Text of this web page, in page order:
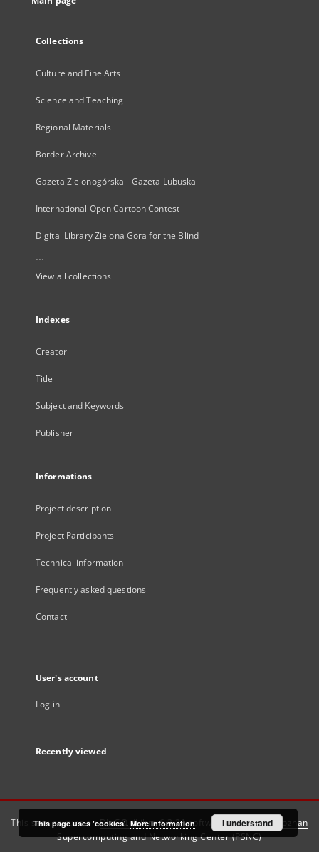
Collections
Culture and Fine Arts
Science and Teaching
Regional Materials
Border Archive
Gazeta Zielonogórska - Gazeta Lubuska
International Open Cartoon Contest
Digital Library Zielona Gora for the Blind
...
View all collections
Indexes
Creator
Title
Subject and Keywords
Publisher
Informations
Project description
Project Participants
Technical information
Frequently asked questions
Contact
User's account
Log in
Recently viewed
This service runs onDInGO dLibra 6.3.21software created by
Poznan
Supercomputing and Networking Center (PSNC)
This page uses 'cookies'. More information I understand